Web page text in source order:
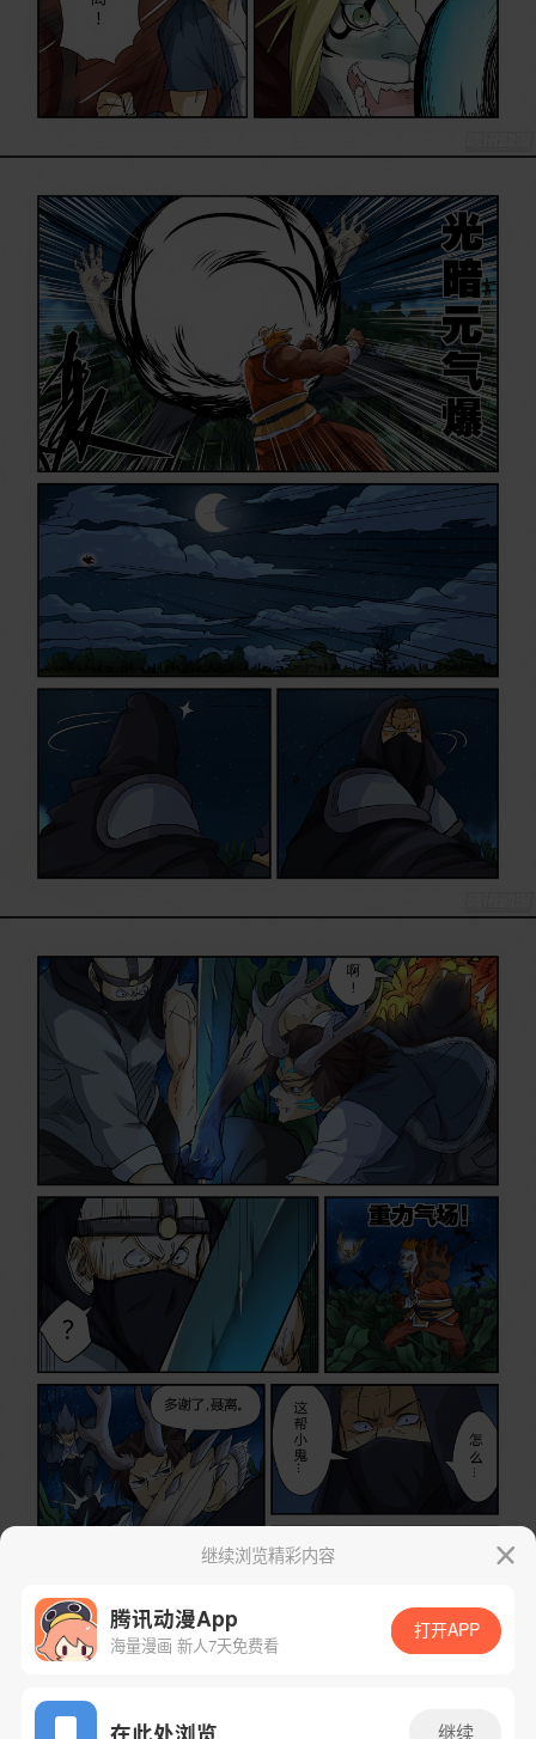
App免费看
继续浏览精彩内容
腾讯动漫App
海量漫画 新人7天免费看
打开APP
在此处浏览 继续